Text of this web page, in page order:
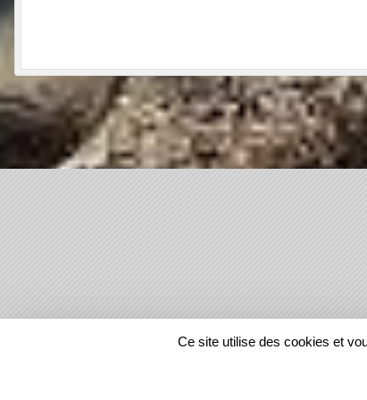
REGIONS
Ce site utilise des cookies et